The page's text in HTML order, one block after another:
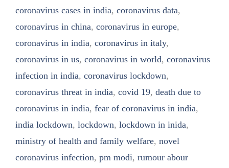
coronavirus cases in india, coronavirus data,
coronavirus in china, coronavirus in europe,
coronavirus in india, coronavirus in italy,
coronavirus in us, coronavirus in world, coronavirus
infection in india, coronavirus lockdown,
coronavirus threat in india, covid 19, death due to
coronavirus in india, fear of coronavirus in india,
india lockdown, lockdown, lockdown in inida,
ministry of health and family welfare, novel
coronavirus infection, pm modi, rumour abour